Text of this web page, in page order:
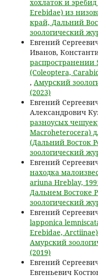
хохлаток и
Erebidae) из
край, Дальний
зоологический
Евгений
Иванов,
распространении
(Coleoptera,
, Амурский
(2023)
Евгений
Александрович
разноусых
Macroheterocera)
(Дальний Восток
зоологический
Евгений
находка
ariuna Hreblay,
Дальнем Востоке
зоологический
Евгений
lapponica
Erebidae,
Амурский
(2019)
Евгений
Евгеньевич